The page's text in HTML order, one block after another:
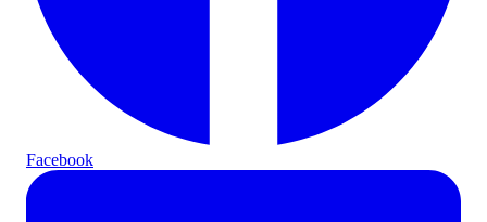
Facebook